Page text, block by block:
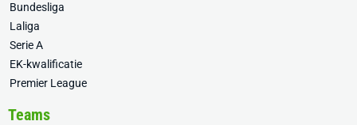
Bundesliga
Laliga
Serie A
EK-kwalificatie
Premier League
Teams